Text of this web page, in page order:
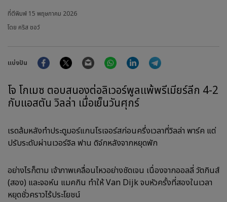
ที่ตีพิมพ์ 15 พฤษภาคม 2026
โดย คริส ชอว์
แบ่งปัน
FacebookTwitter Email WhatsAppLinkedIn
โจ โกเมซ ตอบสนองต่อลิเวอร์พูลแพ้พรีเมียร์ลีก 4-2
กับแอสตัน วิลล่า เมื่อเย็นวันศุกร์
เรดล้มหลังทำประตูมอร์แกนโรเจอร์สก่อนครึ่งเวลาที่วิลล่า พาร์ค แต่
ปรับระดับผ่านเวอร์จิล ฟาน ดิจ์กหลังจากหยุดพัก
อย่างไรก็ตาม เจ้าภาพเคลื่อนไหวอย่างชัดเจน เนื่องจากออลลี่ วัตกินส์
(สอง) และจอห์น แมคกิน ทำให้ Van Dijk จบหัวครั้งที่สองในเวลา
หยุดชั่วคราวไร้ประโยชน์